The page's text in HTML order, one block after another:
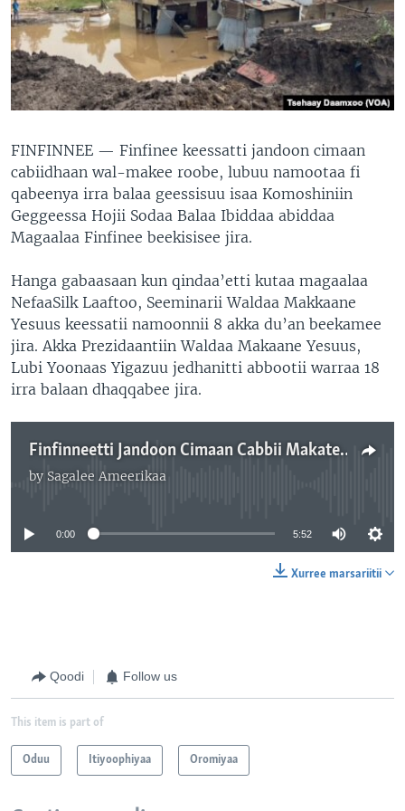
FINFINNEE — Finfinee keessatti jandoon cimaan
cabiidhaan wal-makee roobe, lubuu namootaa fi
qabeenya irra balaa geessisuu isaa Komoshiniin
Geggeessa Hojii Sodaa Balaa Ibiddaa abiddaa
Magaalaa Finfinee beekisisee jira.
Hanga gabaasaan kun qindaa’etti kutaa magaalaa
NefaaSilk Laaftoo, Seeminarii Waldaa Makkaane
Yesuus keessatii namoonnii 8 akka du’an beekamee
jira. Akka Prezidaantiin Waldaa Makaane Yesuus,
Lubi Yoonaas Yigazuu jedhanitti abbootii warraa 18
irra balaan dhaqqabee jira.
Finfinneetti Jandoon Cimaan Cabbii Makatee Roobe Lubbuu fi Qabeenyaarra Miidhaa Geessise
by Sagalee Ameerikaa
No media source currently available
0:00 5:52
Xurree marsariitii
Qoodi Follow us
This item is part of
Oduu Itiyoophiyaa Oromiyaa